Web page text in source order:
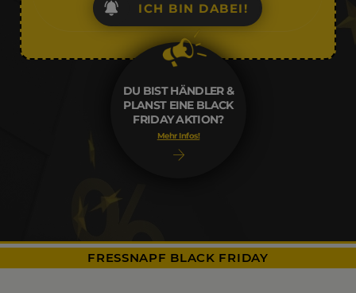
DU BIST HÄNDLER &
PLANST EINE BLACK
FRIDAY AKTION?
Mehr Infos!
ICH BIN DABEI!
FRESSNAPF BLACK FRIDAY